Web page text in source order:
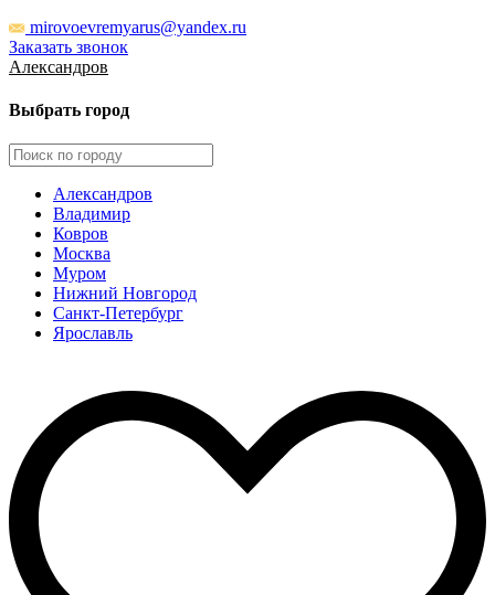
mirovoevremyarus@yandex.ru
Заказать звонок
Александров
Выбрать город
Александров
Владимир
Ковров
Москва
Муром
Нижний Новгород
Санкт-Петербург
Ярославль